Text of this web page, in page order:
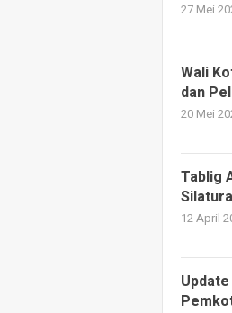
27 Mei
Wali
dan
20 Mei
Tablig
12 April